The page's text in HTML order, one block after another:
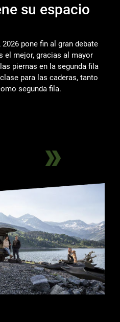
su espacio
pone fin al gran debate
el mejor, gracias al mayor
piernas en la segunda fila
para las caderas, tanto
segunda fila.